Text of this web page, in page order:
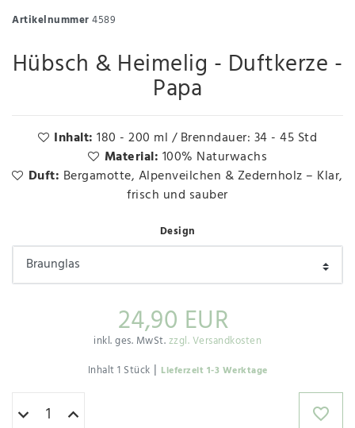
Artikelnummer4589
Hübsch & Heimelig - Duftkerze -
Papa
Inhalt:180 - 200 ml / Brenndauer: 34 - 45 Std
Material: 100% Naturwachs
Duft: Bergamotte, Alpenveilchen & Zedernholz – Klar,
frisch und sauber
Design
24,90 EUR
inkl. ges. MwSt.zzgl. Versandkosten
Inhalt1 Stück | Lieferzeit 1-3 Werktage